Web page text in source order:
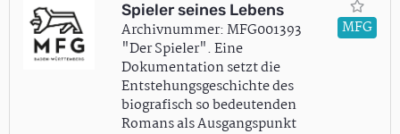
Spieler seines Lebens
Archivnummer: MFG001393
"Der Spieler". Eine
Dokumentation setzt die
Entstehungsgeschichte des
biografisch so bedeutenden
Romans als Ausgangspunkt
MFG